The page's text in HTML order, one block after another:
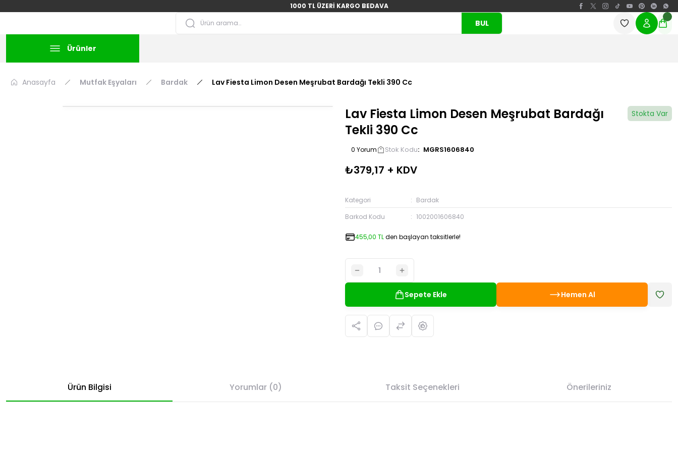
1000 TL ÜZERİ KARGO BEDAVA
BUL
Ürünler
Anasayfa Mutfak Eşyaları Bardak Lav Fiesta Limon Desen Meşrubat Bardağı Tekli 390 Cc
Lav Fiesta Limon Desen Meşrubat Bardağı
Tekli 390 Cc
Stokta Var
0 Yorum Stok Kodu MGRS1606840
₺379,17 + KDV
Kategori
Bardak
Barkod Kodu
1002001606840
455,00 TLden başlayan taksitlerle!
Sepete Ekle Hemen Al
Ürün Bilgisi Yorumlar (0) Taksit Seçenekleri Önerileriniz